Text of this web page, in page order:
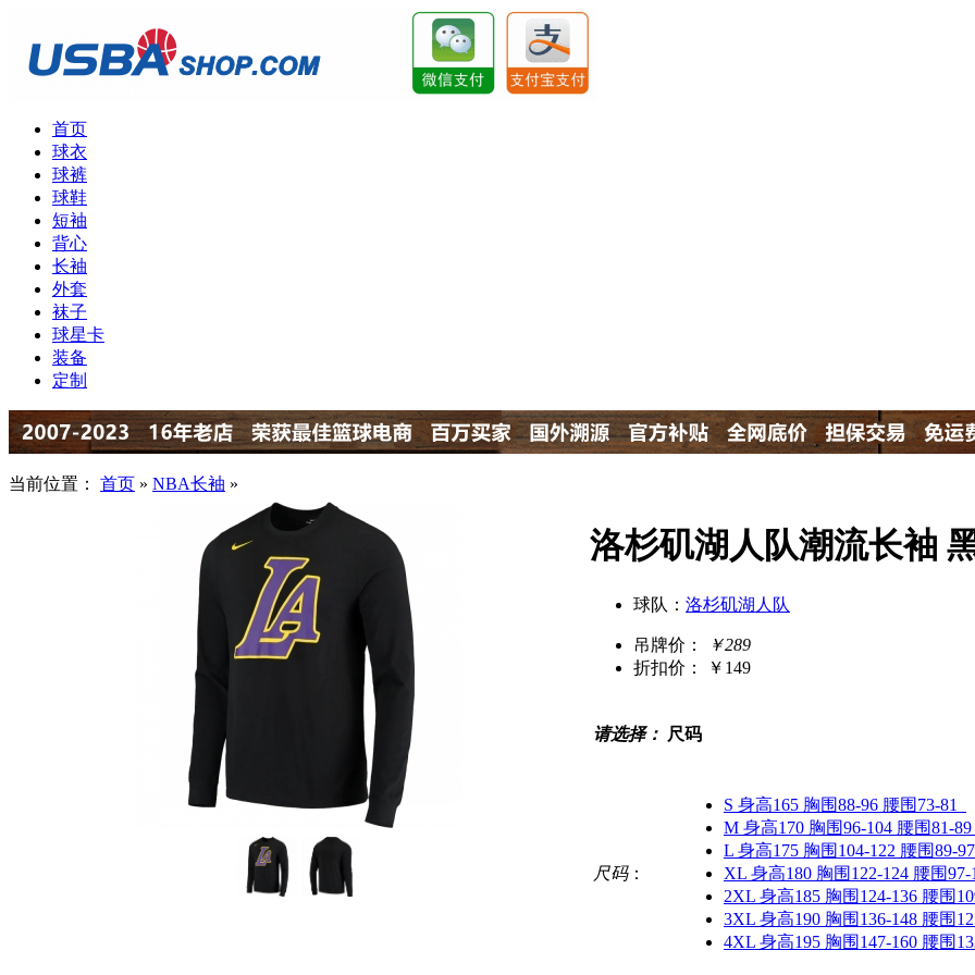
首页
球衣
球裤
球鞋
短袖
背心
长袖
外套
袜子
球星卡
装备
定制
当前位置： 首页 » NBA长袖 »
洛杉矶湖人队潮流长袖
球队： 洛杉矶湖人队
吊牌价：
￥289
折扣价：
￥149
请选择： 尺码
尺码：
S 身高165 胸围88-96 腰围73-81
M 身高170 胸围96-104 腰围81-89
L 身高175 胸围104-122 腰围89-97
XL 身高180 胸围122-124 腰围97-
2XL 身高185 胸围124-136 腰围
3XL 身高190 胸围136-148 腰围
4XL 身高195 胸围147-160 腰围